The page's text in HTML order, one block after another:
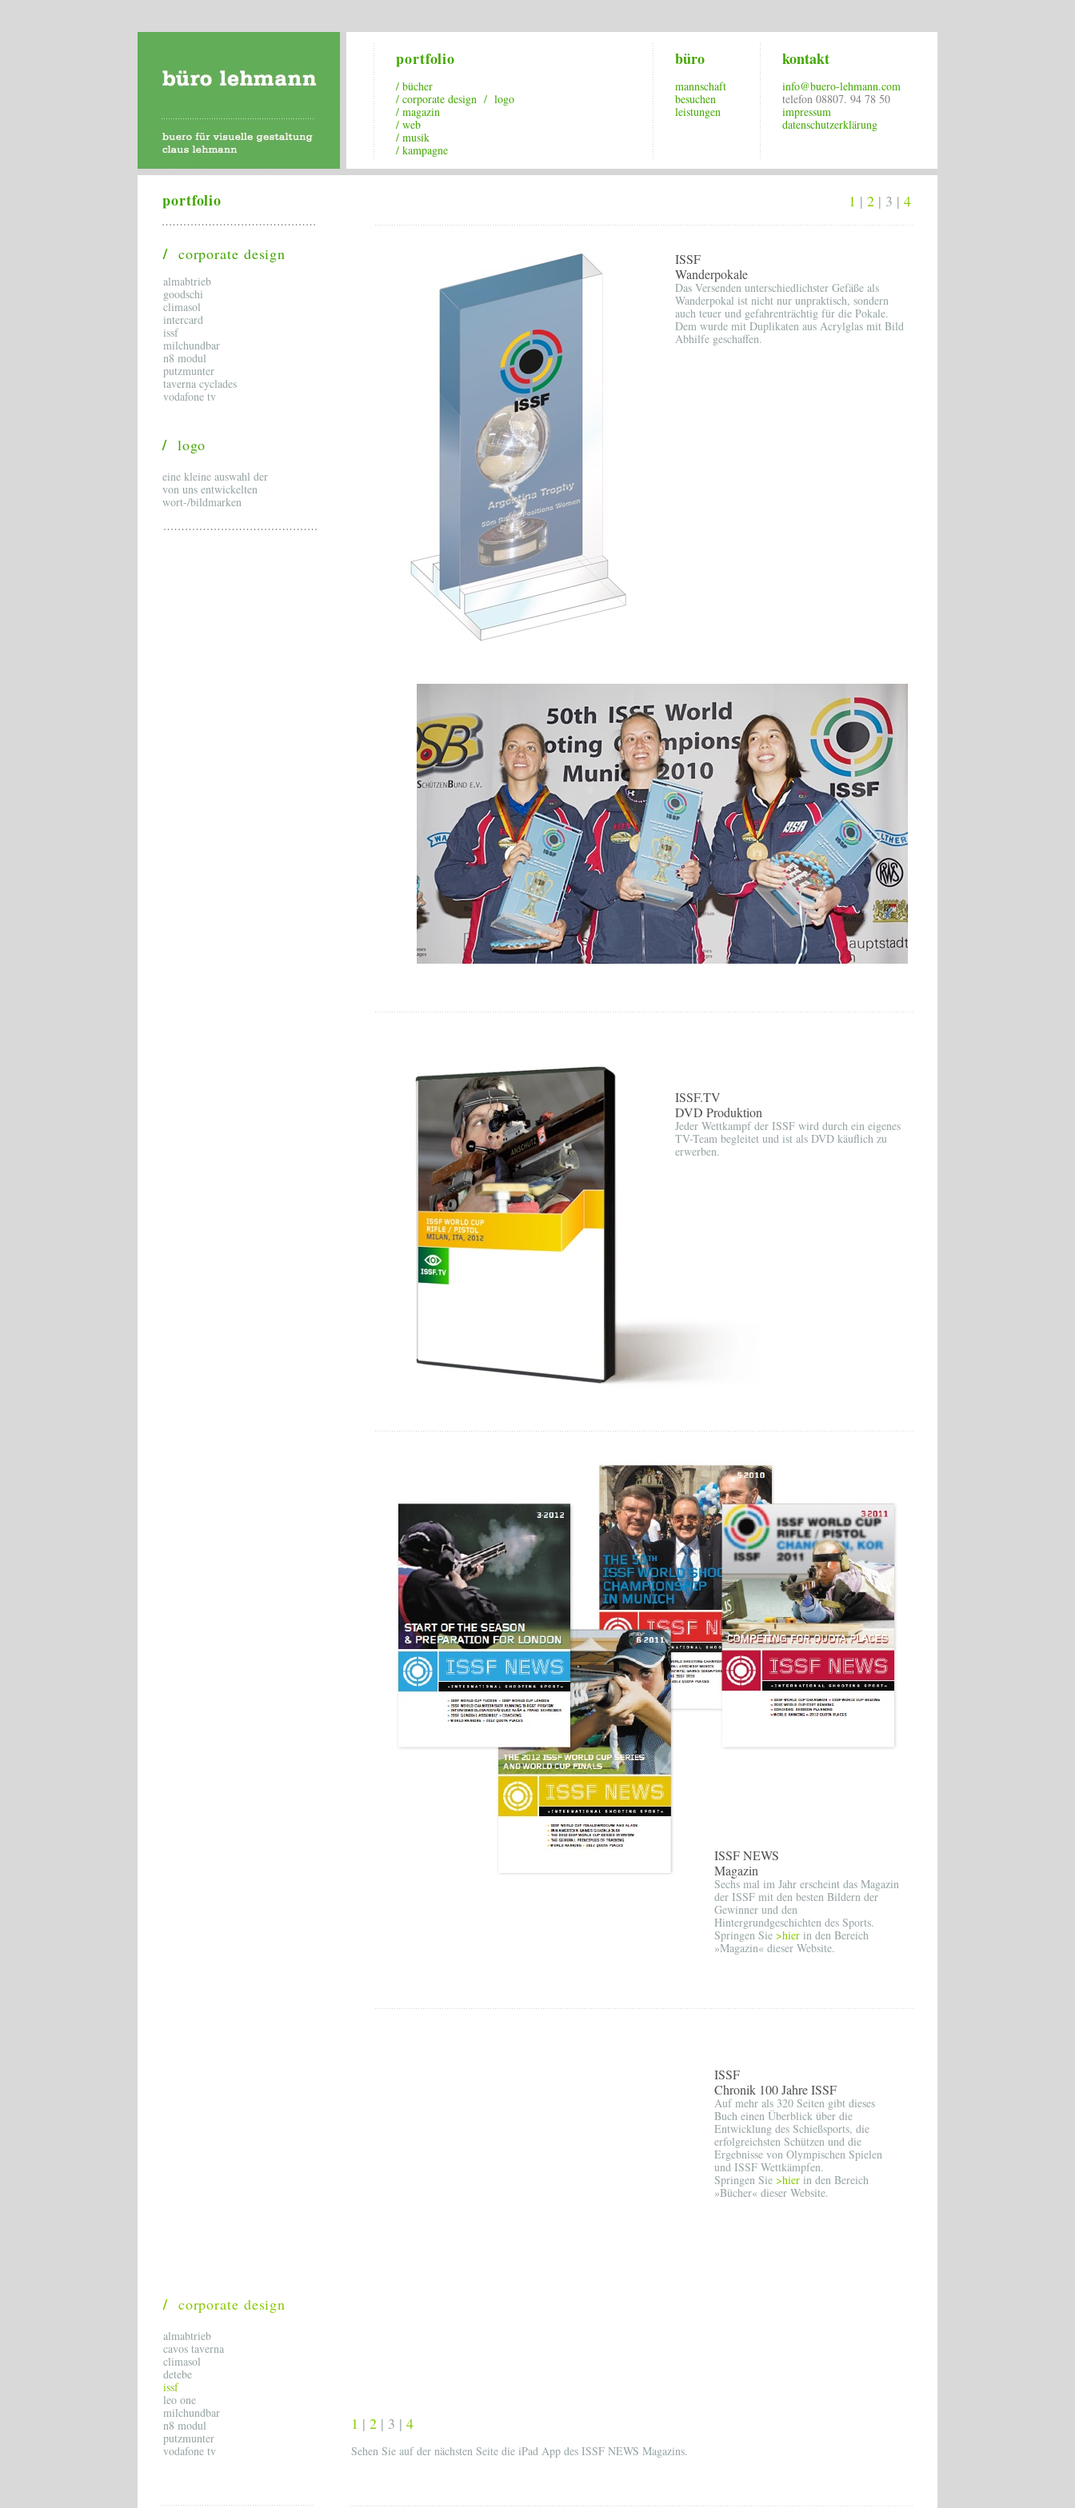
ISSF
Wanderpokale
Das Versenden unterschiedlichster Gefäße als
Wanderpokal ist nicht nur unpraktisch, sondern
auch teuer und gefahrenträchtig für die Pokale.
Dem wurde mit Duplikaten aus Acrylglas mit Bild
Abhilfe geschaffen.
1 | 2 | 3 | 4
Sehen Sie auf der nächsten Seite die iPad App des ISSF NEWS Magazins.
ISSF.TV
DVD Produktion
Jeder Wettkampf der ISSF wird durch ein eigenes
TV-Team begleitet und ist als DVD käuflich zu
erwerben.
ISSF NEWS
Magazin
Sechs mal im Jahr erscheint das Magazin
der ISSF mit den besten Bildern der
Gewinner und den
Hintergrundgeschichten des Sports.
Springen Sie >hier in den Bereich
»Magazin« dieser Website.
ISSF
Chronik 100 Jahre ISSF
Auf mehr als 320 Seiten gibt dieses
Buch einen Überblick über die
Entwicklung des Schießsports, die
erfolgreichsten Schützen und die
Ergebnisse von Olympischen Spielen
und ISSF Wettkämpfen.
Springen Sie >hier in den Bereich
»Bücher« dieser Website.
1 | 2 | 3 | 4
/ corporate design
almabtrieb
cavos taverna
climasol
detebe
issf
leo one
milchundbar
n8 modul
putzmunter
vodafone tv
portfolio
/ bücher
/ corporate design / logo
/ magazin
/ web
/ musik
/ kampagne
kontakt
info@buero-lehmann.com
telefon 08807. 94 78 50
impressum
datenschutzerklärung
büro
mannschaft
besuchen
leistungen
portfolio
/ corporate design
almabtrieb
goodschi
climasol
intercard
issf
milchundbar
n8 modul
putzmunter
taverna cyclades
vodafone tv
/ logo
eine kleine auswahl der
von uns entwickelten
wort-/bildmarken